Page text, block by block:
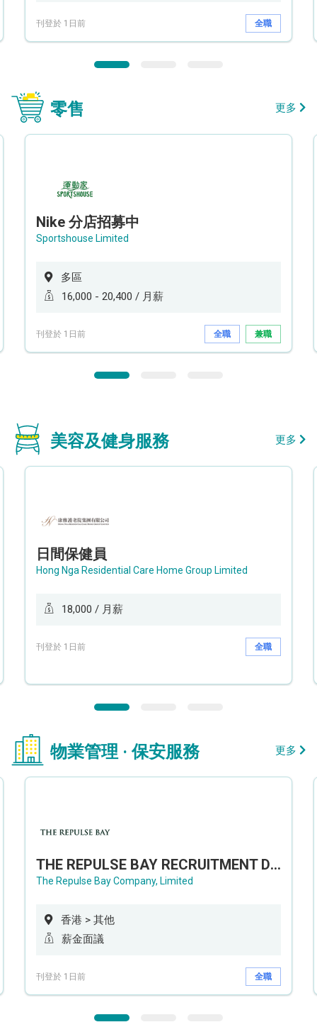
刊登於 1日前 全職
零售 更多
Nike 分店招募中
Sportshouse Limited
多區
16,000 - 20,400 / 月薪
刊登於 1日前 全職 兼職
美容及健身服務 更多
日間保健員
Hong Nga Residential Care Home Group Limited
18,000 / 月薪
刊登於 1日前 全職
物業管理 · 保安服務 更多
THE REPULSE BAY RECRUITMENT DAY 淺水灣影灣園人才招聘會
The Repulse Bay Company, Limited
香港 > 其他
薪金面議
刊登於 1日前 全職